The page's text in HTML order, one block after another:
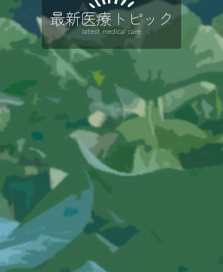
最新医療トピック
latest medical care